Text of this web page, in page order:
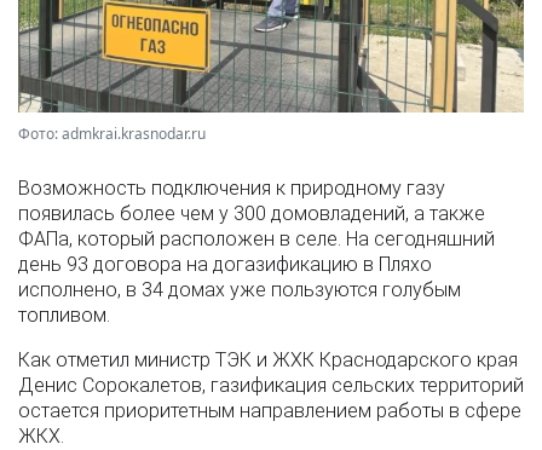
Фото: admkrai.krasnodar.ru
Возможность подключения к природному газу
появилась более чем у 300 домовладений, а также
ФАПа, который расположен в селе. На сегодняшний
день 93 договора на догазификацию в Пляхо
исполнено, в 34 домах уже пользуются голубым
топливом.
Как отметил министр ТЭК и ЖХК Краснодарского края
Денис Сорокалетов, газификация сельских территорий
остается приоритетным направлением работы в сфере
ЖКХ.